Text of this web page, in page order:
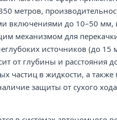
метров,
включениями до 10–50
механизмом для
источников (до
от глубины и расстояния
частиц в жидкости, а
защиты от сухого